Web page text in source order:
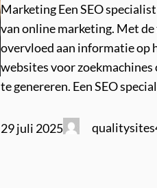
Marketing Een SEO
van online marketing. Met
overvloed aan informatie op
websites voor
te genereren. Een SEO
29 juli 2025